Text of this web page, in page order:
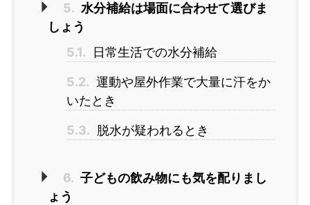
5. 水分補給は場面に合わせて選びま
しょう
5.1.
日常生活での水分補給
5.2. 運動や屋外作業で大量に汗をか
いたとき
5.3. 脱水が疑われるとき
6. 子どもの飲み物にも気を配りまし
ょう